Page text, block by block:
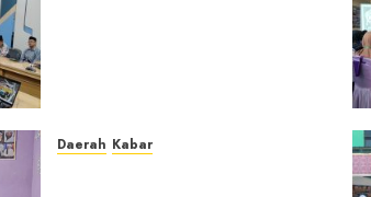
0
Daerah Kabar